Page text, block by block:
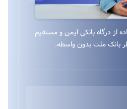
از درگاه بانکی ایمن و مستقیم
بانک ملت بدون واسطه.